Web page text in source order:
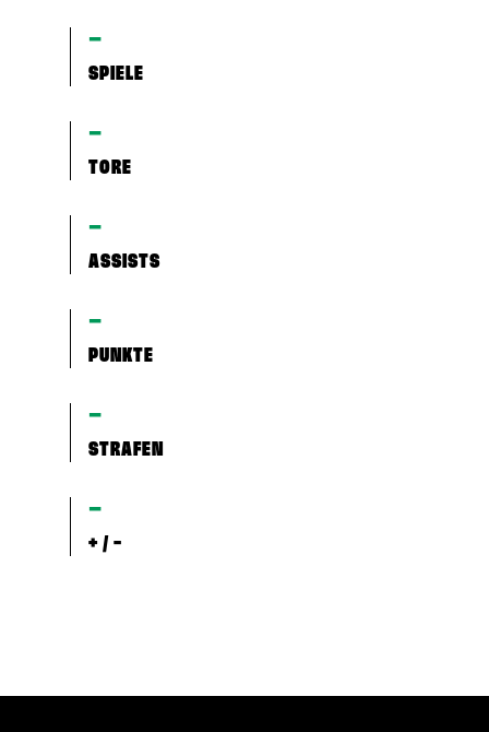
–
SPIELE
–
TORE
–
ASSISTS
–
PUNKTE
–
STRAFEN
–
+ / -